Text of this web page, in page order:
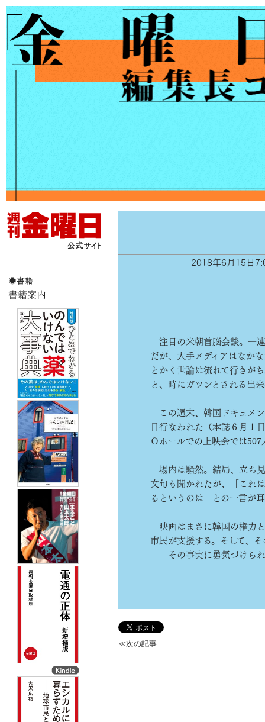
2018年6月15日
注目の米朝首脳会談。一
だが、大手メディアはなか
とかく世論は流れて行きが
と、時にガツンとされる出
この週末、韓国ドキュメ
日行なわれた（本誌６月１
Ｏホールでの上映会では
場内は騒然。結局、立ち
文句も聞かれたが、「これ
るというのは」との一言が
映画はまさに韓国の権力と
市民が支援する。そして、
――その事実に勇気づけら
≪次の記事